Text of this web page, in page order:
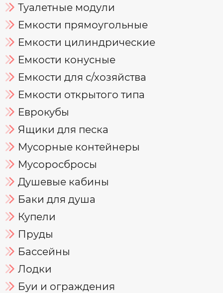
Туалетные модули
Емкости прямоугольные
Емкости цилиндрические
Емкости конусные
Емкости для с/хозяйства
Емкости открытого типа
Еврокубы
Ящики для песка
Мусорные контейнеры
Мусоросбросы
Душевые кабины
Баки для душа
Купели
Пруды
Бассейны
Лодки
Буи и ограждения